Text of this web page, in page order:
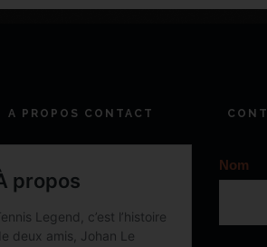
A PROPOS CONTACT
Nom